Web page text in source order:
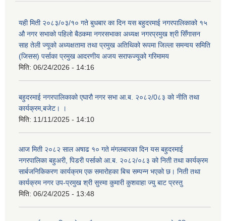
यही मिती २०८३/०३/१० गते बुधबार का दिन यस बहुदरमाई नगरपालिकाको १५
औ नगर सभाको पहिलो बैठकमा नगरसभाका अध्यक्ष नगरप्रमुख श्री सिँगासन
साह तेली ज्यूको अध्यक्षतामा तथा प्रमुख अतिथिको रूपमा जिल्ला समन्वय समिति
(जिसस) पर्साका प्रमुख आदरणीय अजय सराफज्यूको गरिमामय
मिति: 06/24/2026 - 14:16
बहुदरमाई नगरपालिकाको एघारौ नगर सभा आ.ब. २०८२/0८३ को नीति तथा
कार्यक्रम,बजेट। ।
मिति: 11/11/2025 - 14:10
आज मिती २०८२ साल अषाढ १० गते मंगलबारका दिन यस बहुदरमाई
नगरपालिका बहुअरी, पिडरी पर्साको आ.ब. २०८२/०८३ को निती तथा कार्यक्रम
सार्बजनिकिकरण कार्यक्रम एक समारोहका बिच सम्पन्न भएको छ। निती तथा
कार्यक्रम नगर उप-प्रमुख श्री सुस्मा कुमारी कुशवाहा ज्यु बाट प्रस्तु
मिति: 06/24/2025 - 13:48